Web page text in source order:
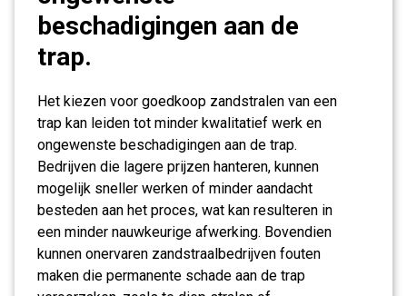
beschadigingen aan de
trap.
Het kiezen voor goedkoop zandstralen van een
trap kan leiden tot minder kwalitatief werk en
ongewenste beschadigingen aan de trap.
Bedrijven die lagere prijzen hanteren, kunnen
mogelijk sneller werken of minder aandacht
besteden aan het proces, wat kan resulteren in
een minder nauwkeurige afwerking. Bovendien
kunnen onervaren zandstraalbedrijven fouten
maken die permanente schade aan de trap